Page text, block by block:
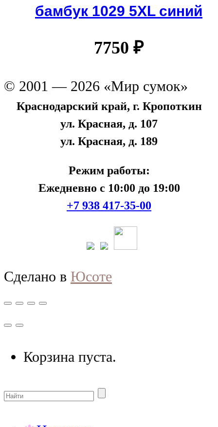
бамбук 1029 5XL синий
7750 ₽
© 2001 — 2026 «Мир сумок»
Краснодарский край, г. Кропоткин
ул. Красная, д. 107
ул. Красная, д. 189
Режим работы:
Ежедневно с 10:00 до 19:00
+7 938 417-35-00
Сделано в Юсоте
Корзина пуста.